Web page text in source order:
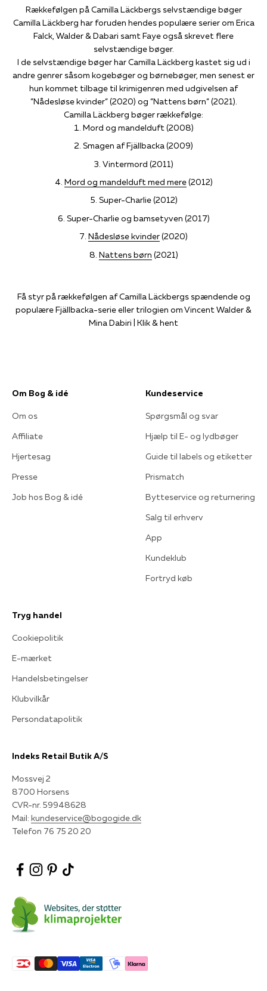
Rækkefølgen på Camilla Läckbergs selvstændige bøger
Camilla Läckberg har foruden hendes populære serier om Erica
Falck, Walder & Dabari samt Faye også skrevet flere
selvstændige bøger.
I de selvstændige bøger har Camilla Läckberg kastet sig ud i
andre genrer såsom kogebøger og børnebøger, men senest er
hun kommet tilbage til krimigenren med udgivelsen af
”Nådesløse kvinder” (2020) og ”Nattens børn” (2021).
Camilla Läckberg bøger rækkefølge:
Mord og mandelduft (2008)
Smagen af Fjällbacka (2009)
Vintermord (2011)
Mord og mandelduft med mere(2012)
Super-Charlie (2012)
Super-Charlie og bamsetyven (2017)
Nådesløse kvinder(2020)
Nattens børn (2021)
Få styr på rækkefølgen af Camilla Läckbergs spændende og
populære Fjällbacka-serie eller trilogien om Vincent Walder &
Mina Dabiri | Klik & hent
Om Bog & idé
Om os
Affiliate
Hjertesag
Presse
Job hos Bog & idé
Kundeservice
Spørgsmål og svar
Hjælp til E- og lydbøger
Guide til labels og etiketter
Prismatch
Bytteservice og returnering
Salg til erhverv
App
Kundeklub
Fortryd køb
Tryg handel
Cookiepolitik
E-mærket
Handelsbetingelser
Klubvilkår
Persondatapolitik
Indeks Retail Butik A/S
Mossvej 2
8700 Horsens
CVR-nr. 59948628
Mail: kundeservice@bogogide.dk
Telefon 76 75 20 20